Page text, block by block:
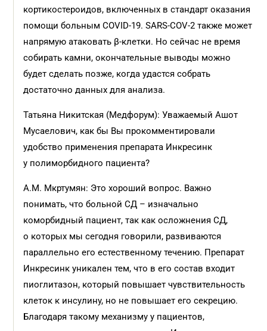
кортикостероидов, включенных в стандарт оказания
помощи больным COVID-19. SARS-COV-2 также может
напрямую атаковать β-клетки. Но сейчас не время
собирать камни, окончательные выводы можно
будет сделать позже, когда удастся собрать
достаточно данных для анализа.
Татьяна Никитская (Медфорум): Уважаемый Ашот
Мусаелович, как бы Вы прокомментировали
удобство применения препарата Инкресинк
у полиморбидного пациента?
А.М. Мкртумян: Это хороший вопрос. Важно
понимать, что больной СД – изначально
коморбидный пациент, так как осложнения СД,
о которых мы сегодня говорили, развиваются
параллельно его естественному течению. Препарат
Инкресинк уникален тем, что в его состав входит
пиоглитазон, который повышает чувствительность
клеток к инсулину, но не повышает его секрецию.
Благодаря такому механизму у пациентов,